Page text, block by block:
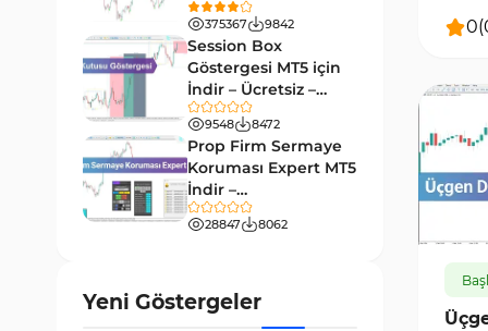
0(
571
KillZones MT4 Göstergeleri
Elliott Dalga Teorisi MT4
Göstergeleri
9
Giriş ve Çıkış MT4 Göstergeleri
Grafik ve Klasik MT4
Göstergeleri
48
Momentum MT4 Göstergeleri
Göstergeleri
[Trading Finder]
375367 9842
Session Box
Göstergesi MT5 için
İndir – Ücretsiz –
TradingFinder
9548 8472
Prop Firm Sermaye
Koruması Expert MT5
İndir –
[TradingFinder]
28847 8062
Yeni Göstergeler